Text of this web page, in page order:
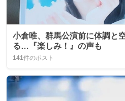
小倉唯、群馬公演前に体調と
る…『楽しみ！』の声も
141件のポスト